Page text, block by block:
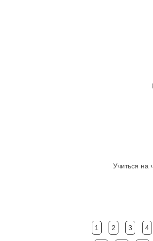
Учиться на
1 2 3 4